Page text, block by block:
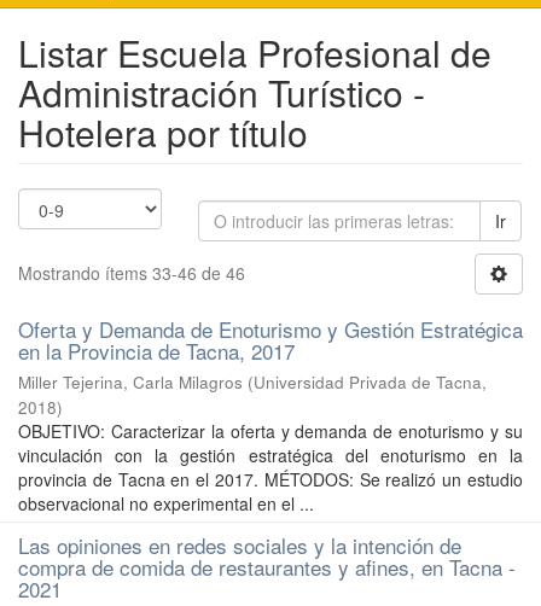
Listar Escuela Profesional de
Administración Turístico -
Hotelera por título
Ir
Mostrando ítems 33-46 de 46
Oferta y Demanda de Enoturismo y Gestión Estratégica
en la Provincia de Tacna, 2017
Miller Tejerina, Carla Milagros (Universidad Privada de Tacna,
2018)
OBJETIVO: Caracterizar la oferta y demanda de enoturismo y su
vinculación con la gestión estratégica del enoturismo en la
provincia de Tacna en el 2017. MÉTODOS: Se realizó un estudio
observacional no experimental en el ...
Las opiniones en redes sociales y la intención de
compra de comida de restaurantes y afines, en Tacna -
2021